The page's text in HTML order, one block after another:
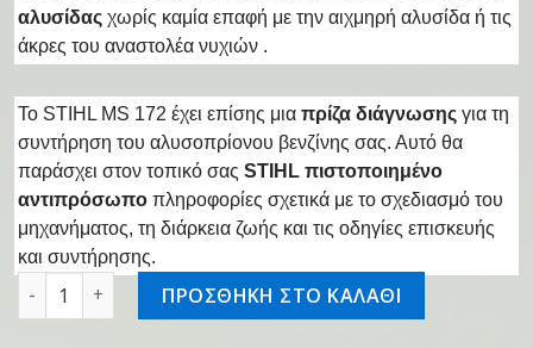
αλυσίδας χωρίς καμία επαφή με την αιχμηρή αλυσίδα ή τις
άκρες του αναστολέα νυχιών .
Το STIHL MS 172 έχει επίσης μια πρίζα διάγνωσης για τη
συντήρηση του αλυσοπρίονου βενζίνης σας. Αυτό θα
παράσχει στον τοπικό σας STIHL πιστοποιημένο
αντιπρόσωπο πληροφορίες σχετικά με το σχεδιασμό του
μηχανήματος, τη διάρκεια ζωής και τις οδηγίες επισκευής
και συντήρησης.
Αλυσοπρίονο βενζινοκίνητο MS 172 35cm ποσότητα
ΠΡΟΣΘΗΚΗ ΣΤΟ ΚΑΛΑΘΙ